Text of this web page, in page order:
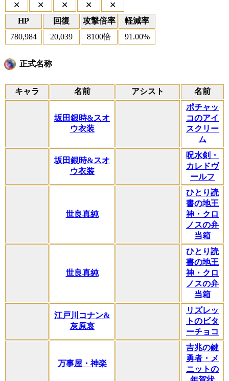
✕ ✕ ✕ ✕
✕
HP
回復 攻撃倍率
軽減率
780,984
20,039 8100倍 91.00%
正式名称
キャラ 名前 アシスト 名前
坂田銀時&スオ
ウ衣装
ポチャッ
コのアイ
スクリー
ム
坂田銀時&スオ
ウ衣装
呪水剣・
カレドヴ
ールフ
世良真純
ひとり読
書の地王
神・クロ
ノスの弁
当箱
世良真純
ひとり読
書の地王
神・クロ
ノスの弁
当箱
江戸川コナン&
灰原哀
リズレッ
トのビタ
ーチョコ
万事屋・神楽
吉兆の鍵
勇者・メ
ニットの